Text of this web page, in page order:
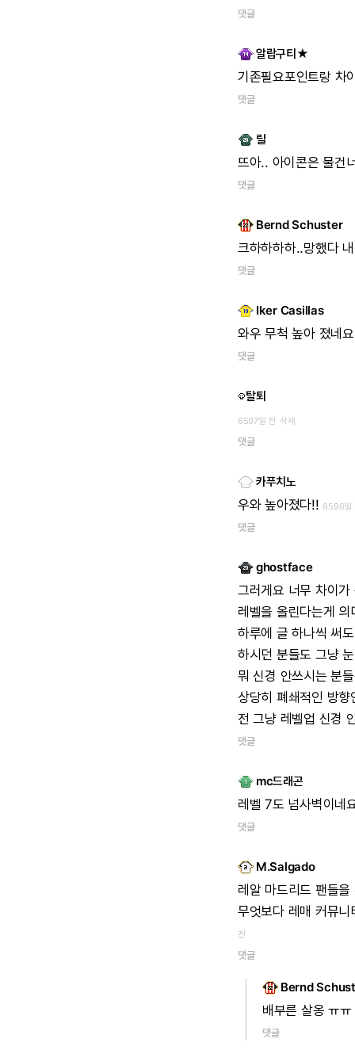
댓글
알랍구티★
기존필요포인트랑 차
댓글
릴
뜨아.. 아이콘은 물건
댓글
Bernd Schuster
크하하하하..망했다 내
댓글
Iker Casillas
와우 무척 높아 졌네요
댓글
탈퇴
6597일 전 삭제
댓글
카푸치노
우와 높아졌다!! 6596일
댓글
ghostface
그러게요 너무 차이가
레벨을 올린다는게 의
하루에 글 하나씩 써도
하시던 분들도 그냥
뭐신경 안쓰시는 분
상당히 폐쇄적인 방향
전그냥 레벨업 신경
댓글
mc드래곤
레벨 7도 넘사벽이네
댓글
M.Salgado
레알 마드리드 팬들을
무엇보다 레매 커뮤니
전
댓글
Bernd
배부른 살옹 ㅠㅠ
댓글